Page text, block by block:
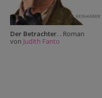
Der Betrachter. . Roman
von Judith Fanto